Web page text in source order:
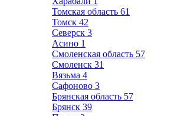
Томская область 61
Томск 42
Северск 3
Асино 1
Смоленская область 57
Смоленск 31
Вязьма 4
Сафоново 3
Брянская область 57
Брянск 39